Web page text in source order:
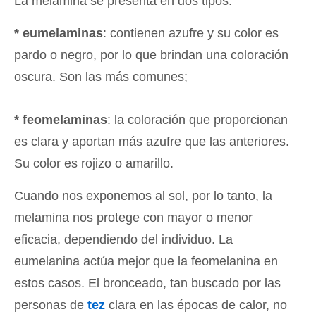
* eumelaminas: contienen azufre y su color es
pardo o negro, por lo que brindan una coloración
oscura. Son las más comunes;
* feomelaminas: la coloración que proporcionan
es clara y aportan más azufre que las anteriores.
Su color es rojizo o amarillo.
Cuando nos exponemos al sol, por lo tanto, la
melamina nos protege con mayor o menor
eficacia, dependiendo del individuo. La
eumelanina actúa mejor que la feomelanina en
estos casos. El bronceado, tan buscado por las
personas de tez clara en las épocas de calor, no